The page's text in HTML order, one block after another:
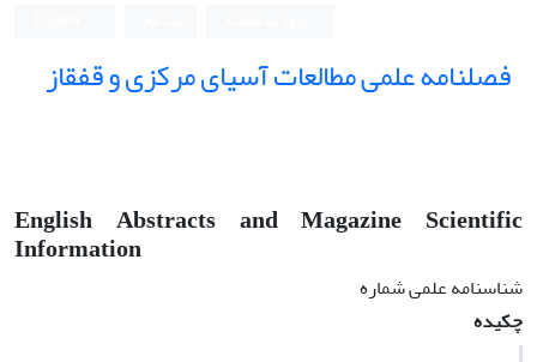
فصلنامه علمی مطالعات آسیای مرکزی و قفقاز
English Abstracts and Magazine Scientific
Information
شناسنامه علمی شماره
چکیده